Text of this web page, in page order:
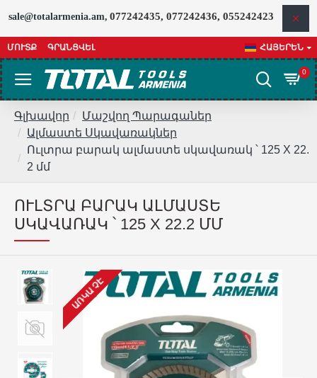
sale@totalarmenia.am, 077242435, 077242436, 055242423
ՄՈՒՏՔ ԳՐԱՆՑՎԵԼ ՀԱՅԵՐԵՆ
0
Գլխավոր
Մաշվող Պարագաներ
Ալմաստե Սկավառակներ
Ուլտրա բարակ ալմաստե սկավառակ ՝ 125 X 22.
2 մմ
ՈՒԼՏՐԱ ԲԱՐԱԿ ԱԼՄԱՍՏԵ
ՍԿԱՎԱՌԱԿ ՝ 125 X 22.2 ՄՄ
ԱՌԿԱ ՉԷ